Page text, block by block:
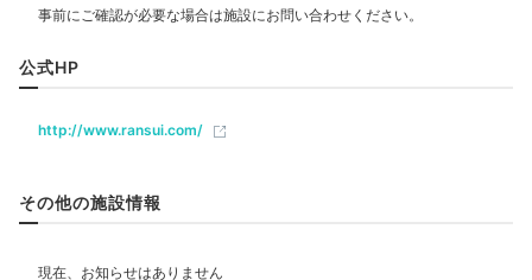
橋乃家本館の金泉風呂
飲食
ルームサービス
ベビー＆子供関連
部屋情報
公式HP
http://www.ransui.com/
その他の施設情報